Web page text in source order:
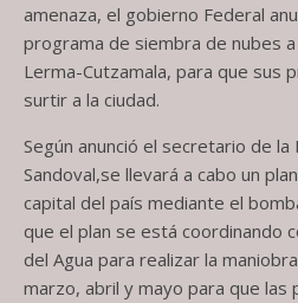
amenaza, el gobierno Federal
programa de siembra de nubes
Lerma-Cutzamala, para que sus
surtir a la ciudad.
Según anunció el secretario de la
Sandoval,se llevará a cabo un
capital del país mediante el
que el plan se está coordinando
del Agua para realizar la
marzo, abril y mayo para que las